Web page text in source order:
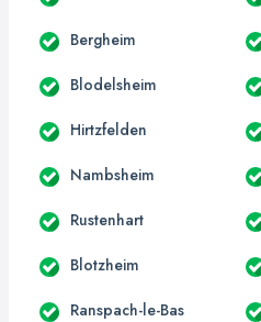
Bergheim
Blodelsheim
Hirtzfelden
Nambsheim
Rustenhart
Blotzheim
Ranspach-le-Bas